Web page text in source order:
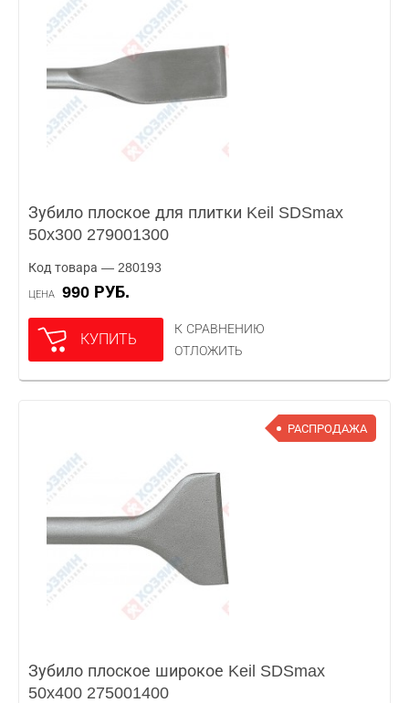
Зубило плоское для плитки Keil SDSmax
50x300 279001300
Код товара — 280193
ЦЕНА 990 РУБ.
КУПИТЬ
К СРАВНЕНИЮ
ОТЛОЖИТЬ
РАСПРОДАЖА
Зубило плоское широкое Keil SDSmax
50x400 275001400